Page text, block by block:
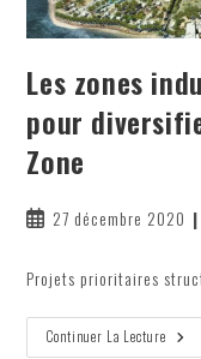
Les zones
pour
Zone
Publication
27 décembre 2020
Projets prioritaires
Continuer La Lecture Les